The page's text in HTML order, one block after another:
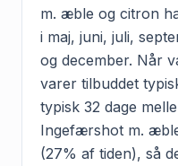
m. æble og citron
i maj, juni, juli,
og december. Når
varer tilbuddet
typisk 32 dage
Ingefærshot m.
(27% af tiden), så